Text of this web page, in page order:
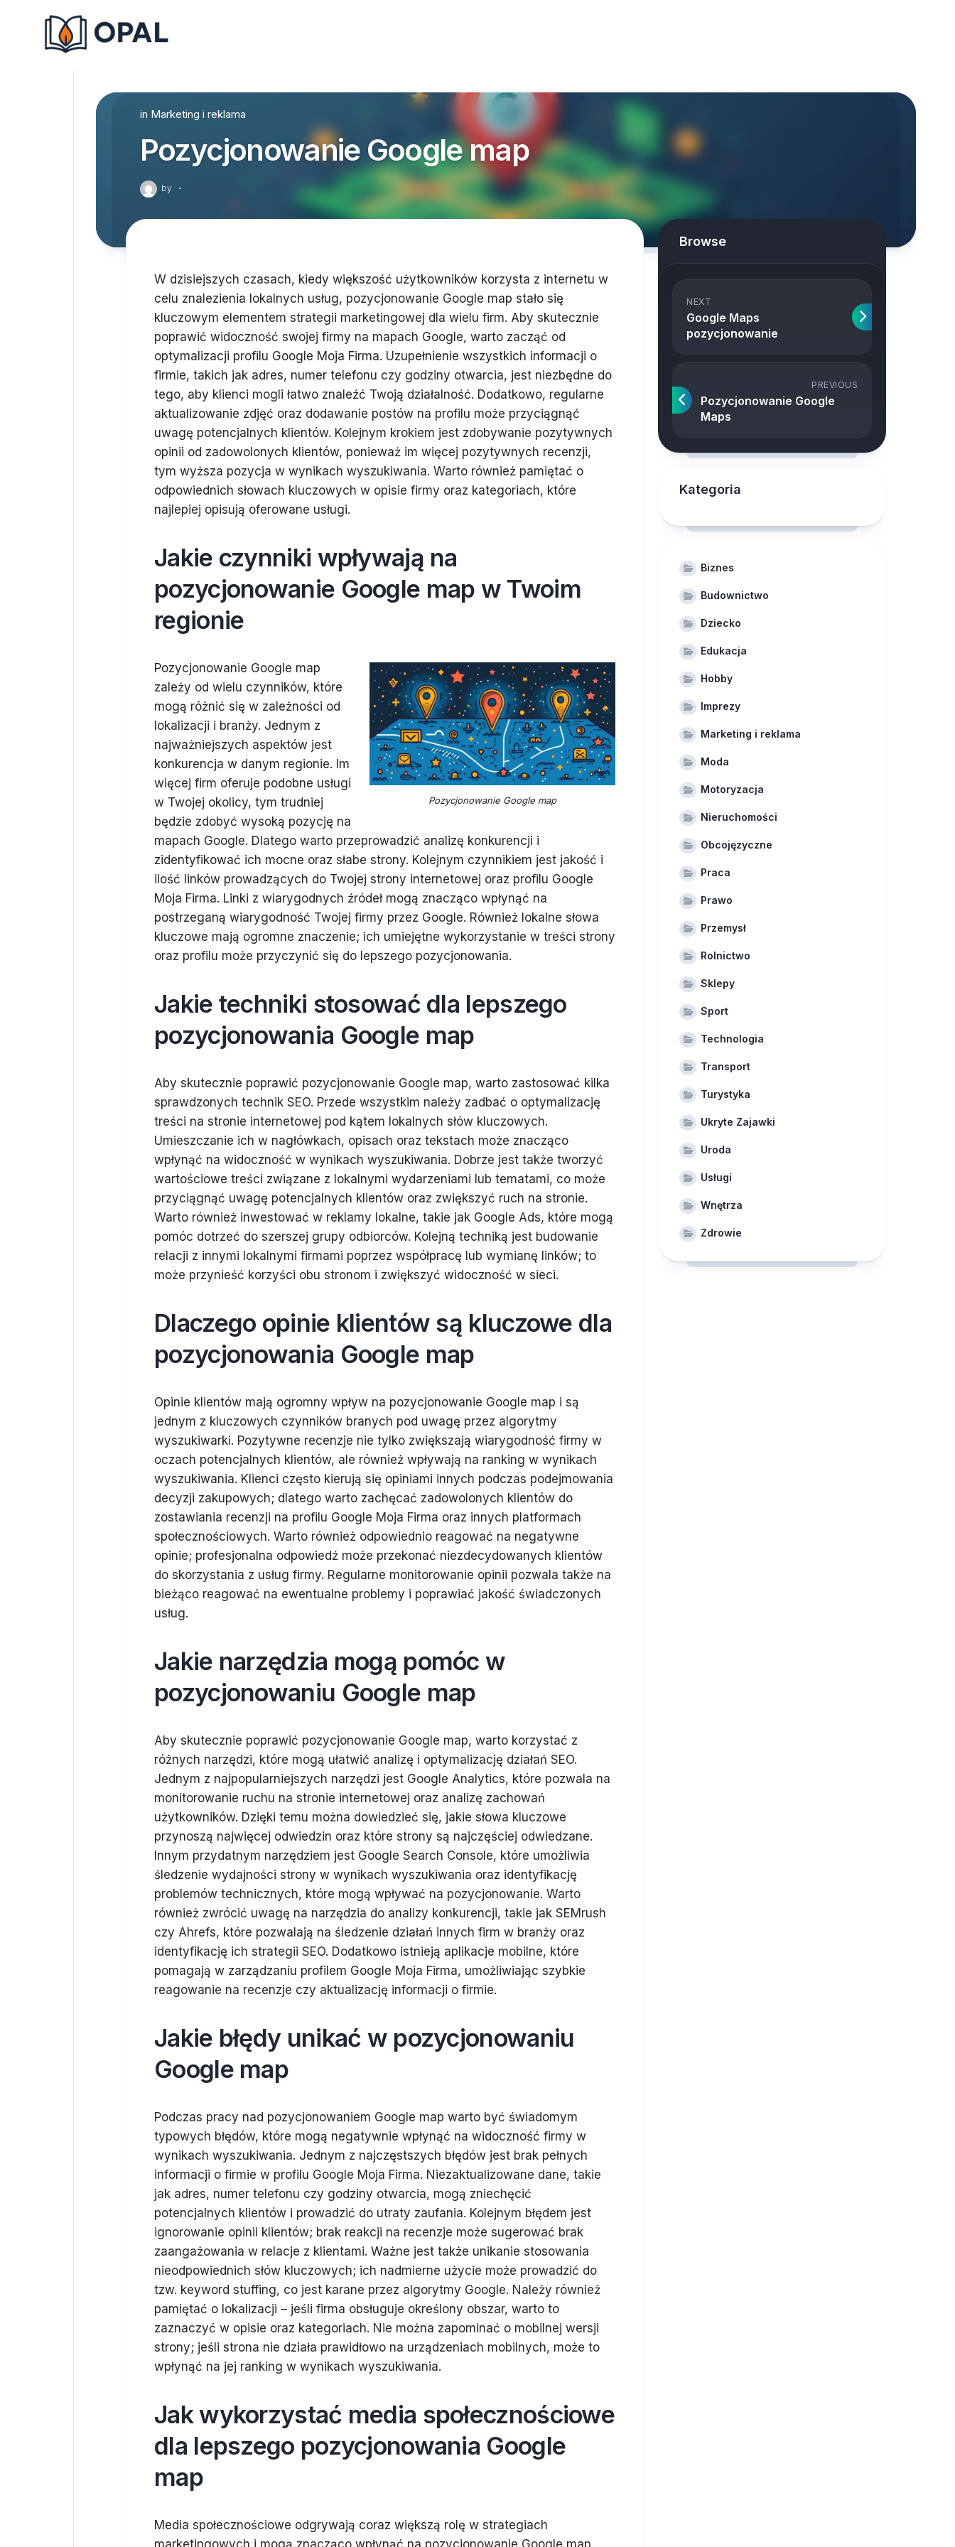
in Marketing i reklama
Pozycjonowanie Google map
by ·
W dzisiejszych czasach, kiedy większość użytkowników korzysta z internetu w
celu znalezienia lokalnych usług, pozycjonowanie Google map stało się
kluczowym elementem strategii marketingowej dla wielu firm. Aby skutecznie
poprawić widoczność swojej firmy na mapach Google, warto zacząć od
optymalizacji profilu Google Moja Firma. Uzupełnienie wszystkich informacji o
firmie, takich jak adres, numer telefonu czy godziny otwarcia, jest niezbędne do
tego, aby klienci mogli łatwo znaleźć Twoją działalność. Dodatkowo, regularne
aktualizowanie zdjęć oraz dodawanie postów na profilu może przyciągnąć
uwagę potencjalnych klientów. Kolejnym krokiem jest zdobywanie pozytywnych
opinii od zadowolonych klientów, ponieważ im więcej pozytywnych recenzji,
tym wyższa pozycja w wynikach wyszukiwania. Warto również pamiętać o
odpowiednich słowach kluczowych w opisie firmy oraz kategoriach, które
najlepiej opisują oferowane usługi.
Jakie czynniki wpływają na
pozycjonowanie Google map w Twoim
regionie
Pozycjonowanie Google map
Pozycjonowanie Google map
zależy od wielu czynników, które
mogą różnić się w zależności od
lokalizacji i branży. Jednym z
najważniejszych aspektów jest
konkurencja w danym regionie. Im
więcej firm oferuje podobne usługi
w Twojej okolicy, tym trudniej
będzie zdobyć wysoką pozycję na
mapach Google. Dlatego warto przeprowadzić analizę konkurencji i
zidentyfikować ich mocne oraz słabe strony. Kolejnym czynnikiem jest jakość i
ilość linków prowadzących do Twojej strony internetowej oraz profilu Google
Moja Firma. Linki z wiarygodnych źródeł mogą znacząco wpłynąć na
postrzeganą wiarygodność Twojej firmy przez Google. Również lokalne słowa
kluczowe mają ogromne znaczenie; ich umiejętne wykorzystanie w treści strony
oraz profilu może przyczynić się do lepszego pozycjonowania.
Jakie techniki stosować dla lepszego
pozycjonowania Google map
Aby skutecznie poprawić pozycjonowanie Google map, warto zastosować kilka
sprawdzonych technik SEO. Przede wszystkim należy zadbać o optymalizację
treści na stronie internetowej pod kątem lokalnych słów kluczowych.
Umieszczanie ich w nagłówkach, opisach oraz tekstach może znacząco
wpłynąć na widoczność w wynikach wyszukiwania. Dobrze jest także tworzyć
wartościowe treści związane z lokalnymi wydarzeniami lub tematami, co może
przyciągnąć uwagę potencjalnych klientów oraz zwiększyć ruch na stronie.
Warto również inwestować w reklamy lokalne, takie jak Google Ads, które mogą
pomóc dotrzeć do szerszej grupy odbiorców. Kolejną techniką jest budowanie
relacji z innymi lokalnymi firmami poprzez współpracę lub wymianę linków; to
może przynieść korzyści obu stronom i zwiększyć widoczność w sieci.
Dlaczego opinie klientów są kluczowe dla
pozycjonowania Google map
Opinie klientów mają ogromny wpływ na pozycjonowanie Google map i są
jednym z kluczowych czynników branych pod uwagę przez algorytmy
wyszukiwarki. Pozytywne recenzje nie tylko zwiększają wiarygodność firmy w
oczach potencjalnych klientów, ale również wpływają na ranking w wynikach
wyszukiwania. Klienci często kierują się opiniami innych podczas podejmowania
decyzji zakupowych; dlatego warto zachęcać zadowolonych klientów do
zostawiania recenzji na profilu Google Moja Firma oraz innych platformach
społecznościowych. Warto również odpowiednio reagować na negatywne
opinie; profesjonalna odpowiedź może przekonać niezdecydowanych klientów
do skorzystania z usług firmy. Regularne monitorowanie opinii pozwala także na
bieżąco reagować na ewentualne problemy i poprawiać jakość świadczonych
usług.
Jakie narzędzia mogą pomóc w
pozycjonowaniu Google map
Aby skutecznie poprawić pozycjonowanie Google map, warto korzystać z
różnych narzędzi, które mogą ułatwić analizę i optymalizację działań SEO.
Jednym z najpopularniejszych narzędzi jest Google Analytics, które pozwala na
monitorowanie ruchu na stronie internetowej oraz analizę zachowań
użytkowników. Dzięki temu można dowiedzieć się, jakie słowa kluczowe
przynoszą najwięcej odwiedzin oraz które strony są najczęściej odwiedzane.
Innym przydatnym narzędziem jest Google Search Console, które umożliwia
śledzenie wydajności strony w wynikach wyszukiwania oraz identyfikację
problemów technicznych, które mogą wpływać na pozycjonowanie. Warto
również zwrócić uwagę na narzędzia do analizy konkurencji, takie jak SEMrush
czy Ahrefs, które pozwalają na śledzenie działań innych firm w branży oraz
identyfikację ich strategii SEO. Dodatkowo istnieją aplikacje mobilne, które
pomagają w zarządzaniu profilem Google Moja Firma, umożliwiając szybkie
reagowanie na recenzje czy aktualizację informacji o firmie.
Jakie błędy unikać w pozycjonowaniu
Google map
Podczas pracy nad pozycjonowaniem Google map warto być świadomym
typowych błędów, które mogą negatywnie wpłynąć na widoczność firmy w
wynikach wyszukiwania. Jednym z najczęstszych błędów jest brak pełnych
informacji o firmie w profilu Google Moja Firma. Niezaktualizowane dane, takie
jak adres, numer telefonu czy godziny otwarcia, mogą zniechęcić
potencjalnych klientów i prowadzić do utraty zaufania. Kolejnym błędem jest
ignorowanie opinii klientów; brak reakcji na recenzje może sugerować brak
zaangażowania w relacje z klientami. Ważne jest także unikanie stosowania
nieodpowiednich słów kluczowych; ich nadmierne użycie może prowadzić do
tzw. keyword stuffing, co jest karane przez algorytmy Google. Należy również
pamiętać o lokalizacji – jeśli firma obsługuje określony obszar, warto to
zaznaczyć w opisie oraz kategoriach. Nie można zapominać o mobilnej wersji
strony; jeśli strona nie działa prawidłowo na urządzeniach mobilnych, może to
wpłynąć na jej ranking w wynikach wyszukiwania.
Jak wykorzystać media społecznościowe
dla lepszego pozycjonowania Google
map
Media społecznościowe odgrywają coraz większą rolę w strategiach
marketingowych i mogą znacząco wpłynąć na pozycjonowanie Google map.
Browse
NEXT
Google Maps
pozycjonowanie
PREVIOUS
Pozycjonowanie Google
Maps
Kategoria
Biznes
Budownictwo
Dziecko
Edukacja
Hobby
Imprezy
Marketing i reklama
Moda
Motoryzacja
Nieruchomości
Obcojęzyczne
Praca
Prawo
Przemysł
Rolnictwo
Sklepy
Sport
Technologia
Transport
Turystyka
Ukryte Zajawki
Uroda
Usługi
Wnętrza
Zdrowie